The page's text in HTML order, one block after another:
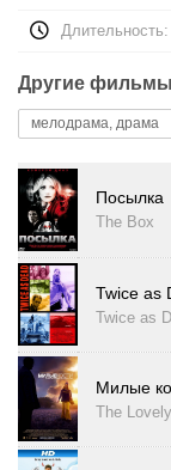
Длительность:
Другие
мелодрама, драма
Посылка
The Box
Twice as
Twice as
Милые
The